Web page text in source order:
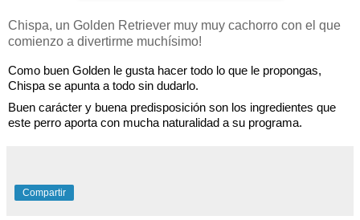
Chispa, un Golden Retriever muy muy cachorro con el que
comienzo a divertirme muchísimo!
Como buen Golden le gusta hacer todo lo que le propongas,
Chispa se apunta a todo sin dudarlo.
Buen carácter y buena predisposición son los ingredientes que
este perro aporta con mucha naturalidad a su programa.
Compartir